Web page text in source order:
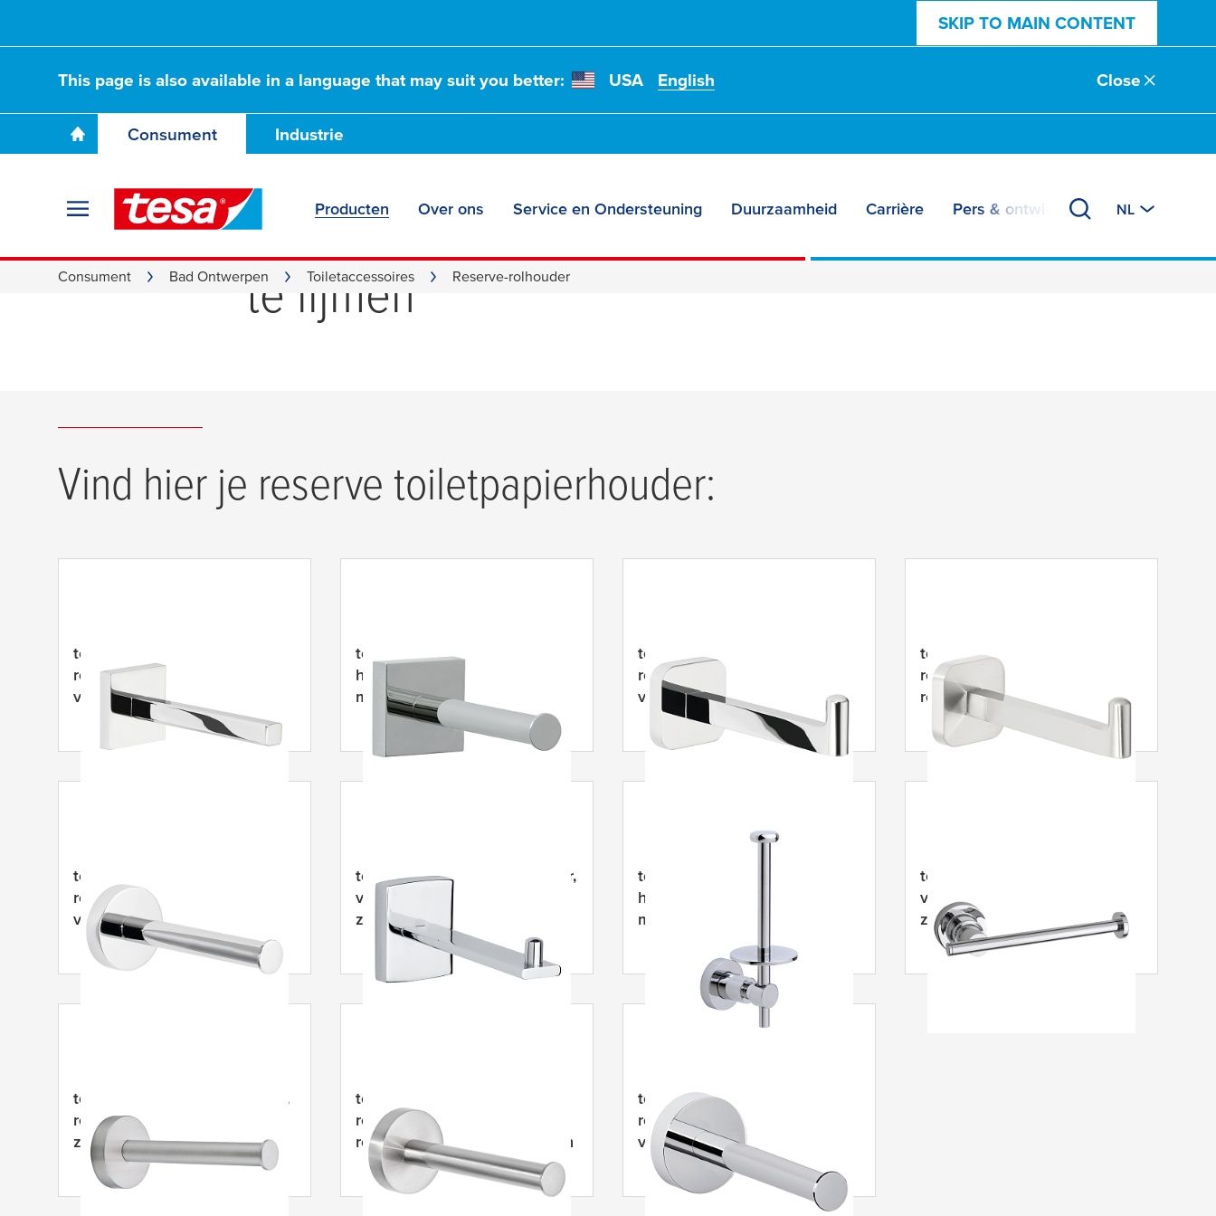
SKIP TO MAIN CONTENT
This page is also available in a language that may suit you better: USA English Close
Consument Industrie
Producten Over ons Service en Ondersteuning Duurzaamheid Carrière Pers & ontwikkelingen NL
Consument Bad Ontwerpen Toiletaccessoires Reserve-rolhouder
Reserve toiletpapierhouder zonder boren om
te lijmen
Vind hier je reserve toiletpapierhouder:
tesa
rolhouder, zelfklevend,
verchroomd, prachtig design
tesa
® Ekkro reserverolhouder,
hoogglans verchroomd
metaal, zelfklevend
tesa
® Elegaant reserve-
rolhouder, zelfklevend,
verchroomd, bijzonder design
tesa
® Esteetic reserve-
rolhouder, zelfklevend,
roestvrijstalen uiterlijk
tesa
rolhouder, zelfklevend,
verchroomd, chique ontwerp
tesa
® Klaam reserverolhouder,
verchroomd metaal,
zelfklevend
tesa
hoogglans verchroomd
metaal, zelfklevend
tesa
verchroomd metaal,
zelfklevend
tesa
® Moon reserverolhouder,
roestvrijstalen look,
zelfklevend
tesa
rolhouder, zelfklevend,
roestvrij staal, prachtig design
tesa ® Smooz
reserverolhouder, hoogglans
verchroomd metaal,
zelfklevend